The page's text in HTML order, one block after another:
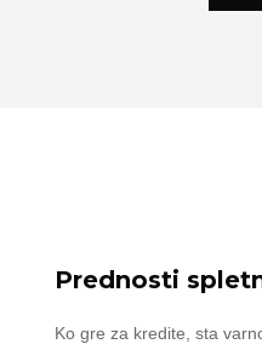
Prednosti
Ko gre za kredite, sta